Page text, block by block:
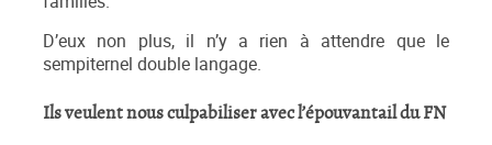
D’eux non plus, il n’y a rien à attendre que le
sempiternel double langage.
Ils veulent nous culpabiliser avec l’épouvantail du FN